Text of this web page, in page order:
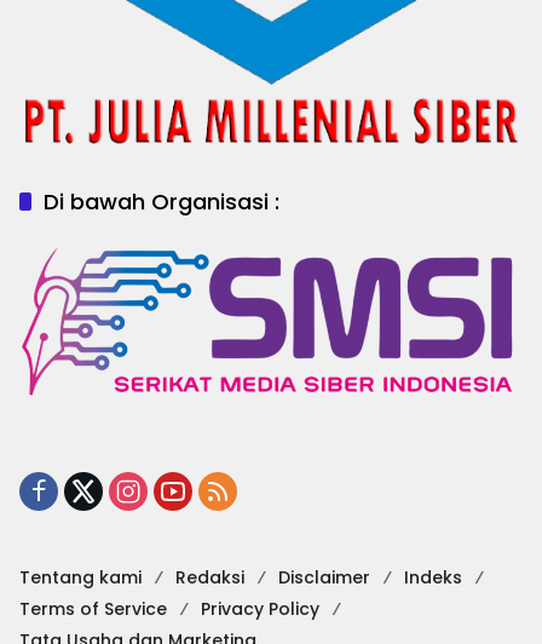
Di bawah Organisasi :
Tentang kami Redaksi Disclaimer
Indeks
Terms of Service
Privacy Policy